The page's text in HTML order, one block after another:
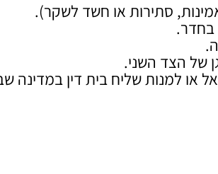
סתירות או חשד לשקר).
בחדר.
של הצד השני.
או למנות שליח בית דין במדינה